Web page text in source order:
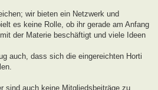
wir bieten ein Netzwerk und
es keine Rolle, ob ihr gerade am Anfang
der Materie beschäftigt und viele Ideen
auch, dass sich die eingereichten Horti
sind auch keine Mitgliedsbeiträge zu